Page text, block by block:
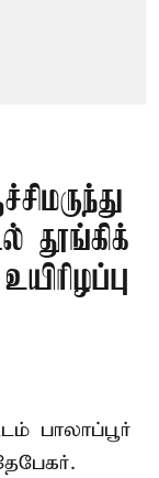
தூங்கிக்
பாலாப்பூர்